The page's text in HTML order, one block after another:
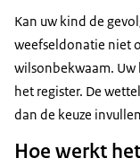
Kan uw kind de
weefseldonatie niet
wilsonbekwaam. Uw
het register. De
dan de keuze
Hoe werkt